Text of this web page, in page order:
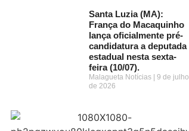
Santa Luzia (MA):
França do Macaquinho
lança oficialmente pré-
candidatura a deputada
estadual nesta sexta-
feira (10/07).
Malagueta Notícias
9 de julho
de 2026